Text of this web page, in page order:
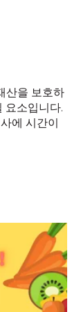
산을 보호하
요소입니다.
에 시간이